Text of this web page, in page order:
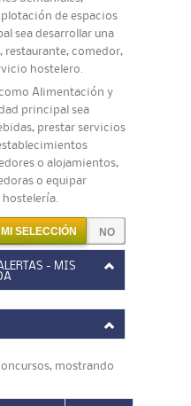
de espacios
sea desarrollar una
restaurante, comedor,
hostelero.
Alimentación y
principal sea
prestar servicios
o alojamientos,
o equipar
SELECCIÓN
- MIS
mostrando